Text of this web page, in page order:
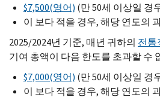
$7,500(영어) (만 50세 이상일 경
이 보다 적을 경우, 해당 연도의
2025/2024년 기준, 매년 귀하의 전통
기여 총액이 다음 한도를 초과할 수
$7,000(영어) (만 50세 이상일 경
이 보다 적을 경우, 해당 연도의